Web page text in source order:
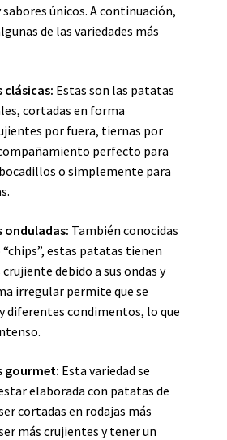
únicos. A continuación,
de las variedades más
clásicas: Estas son las patatas
cortadas en forma
por fuera, tiernas por
perfecto para
o simplemente para
onduladas: También conocidas
estas patatas tienen
debido a sus ondas y
irregular permite que se
diferentes condimentos, lo que
gourmet: Esta variedad se
elaborada con patatas de
cortadas en rodajas más
más crujientes y tener un